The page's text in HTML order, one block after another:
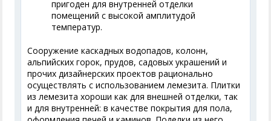
пригоден для внутренней отделки
помещений с высокой амплитудой
температур.
Сооружение каскадных водопадов, колонн,
альпийских горок, прудов, садовых украшений и
прочих дизайнерских проектов рационально
осуществлять с использованием лемезита. Плитки
из лемезита хороши как для внешней отделки, так
и для внутренней: в качестве покрытия для пола,